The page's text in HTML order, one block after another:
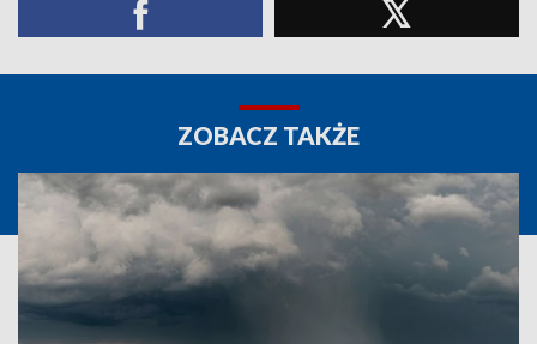
ZOBACZ TAKŻE